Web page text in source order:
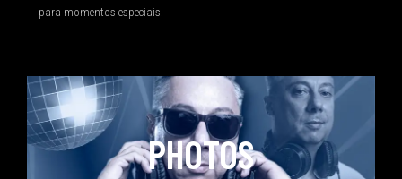
para momentos especiais.
PHOTOS